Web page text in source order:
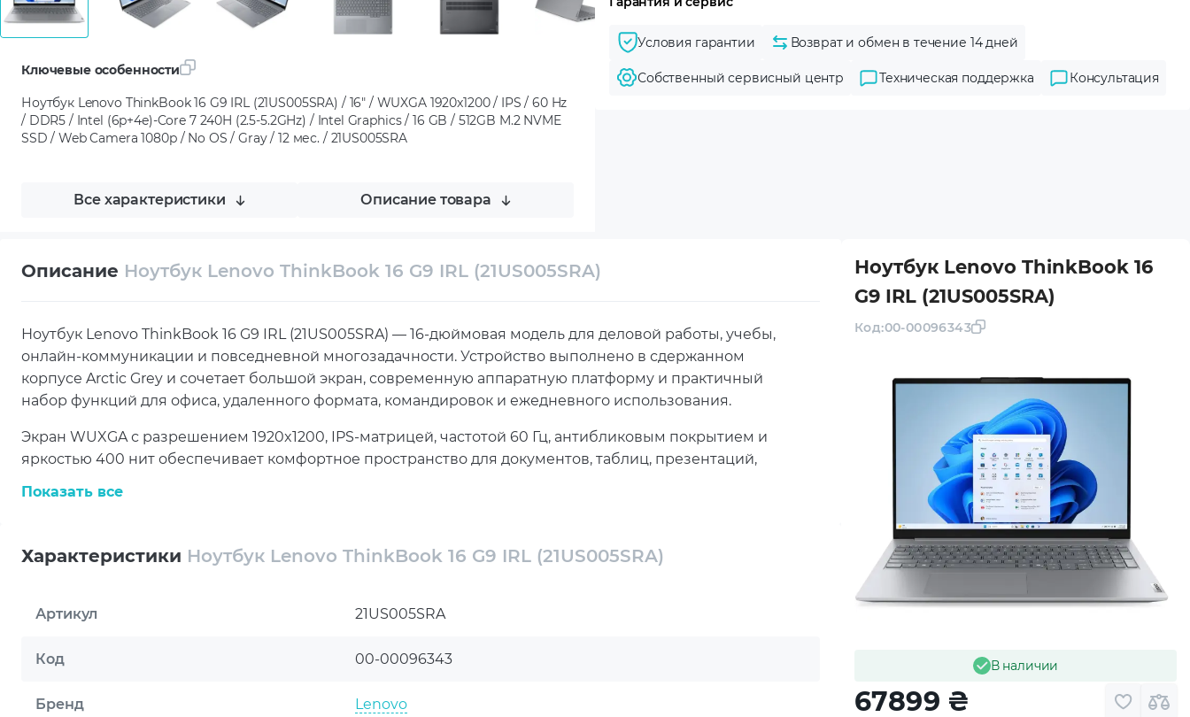
Ключевые особенности
Ноутбук Lenovo ThinkBook 16 G9 IRL (21US005SRA) / 16" / WUXGA 1920x1200 / IPS / 60 Hz
/ DDR5 / Intel (6p+4e)-Core 7 240H (2.5-5.2GHz) / Intel Graphics / 16 GB / 512GB M.2 NVME
SSD / Web Camera 1080p / No OS / Gray / 12 мес. / 21US005SRA
Все характеристики Описание товара
Условия гарантии Возврат и обмен в течение 14 дней
Собственный сервисный центр Техническая поддержка Консультация
Описание Ноутбук Lenovo ThinkBook 16 G9 IRL (21US005SRA)
Ноутбук Lenovo ThinkBook 16 G9 IRL (21US005SRA) — 16-дюймовая модель для деловой работы, учебы,
онлайн-коммуникации и повседневной многозадачности. Устройство выполнено в сдержанном
корпусе Arctic Grey и сочетает большой экран, современную аппаратную платформу и практичный
набор функций для офиса, удаленного формата, командировок и ежедневного использования.
Экран WUXGA с разрешением 1920x1200, IPS-матрицей, частотой 60 Гц, антибликовым покрытием и
яркостью 400 нит обеспечивает комфортное пространство для документов, таблиц, презентаций,
Intel Core 7 240H с 10 ядрами, 16 потоками и частотой до 5.2 ГГц. Оперативная память DDR5 объемом
приложения, хранить необходимые файлы и уверенно переключаться между несколькими
Ноутбук Lenovo ThinkBook 16 G9 IRL (21US005SRA) оснащен Wi-Fi 7, Bluetooth 5.4, Thunderbolt 4, USB
камера FHD с IR-модулем и шторкой приватности, подсветка клавиатуры, сканер отпечатков
Показать все
Характеристики Ноутбук Lenovo ThinkBook 16 G9 IRL (21US005SRA)
Артикул 21US005SRA
Код 00-00096343
Бренд Lenovo
Ноутбук Lenovo ThinkBook 16
G9 IRL (21US005SRA)
Код:00-00096343
В наличии
67899 ₴